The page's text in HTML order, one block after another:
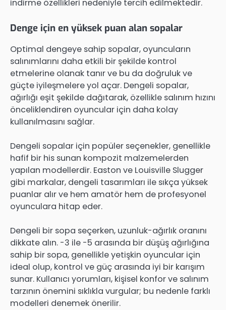
indirme özellikleri nedeniyle tercih edilmektedir.
Denge için en yüksek puan alan sopalar
Optimal dengeye sahip sopalar, oyuncuların
salınımlarını daha etkili bir şekilde kontrol
etmelerine olanak tanır ve bu da doğruluk ve
güçte iyileşmelere yol açar. Dengeli sopalar,
ağırlığı eşit şekilde dağıtarak, özellikle salınım hızını
önceliklendiren oyuncular için daha kolay
kullanılmasını sağlar.
Dengeli sopalar için popüler seçenekler, genellikle
hafif bir his sunan kompozit malzemelerden
yapılan modellerdir. Easton ve Louisville Slugger
gibi markalar, dengeli tasarımları ile sıkça yüksek
puanlar alır ve hem amatör hem de profesyonel
oyunculara hitap eder.
Dengeli bir sopa seçerken, uzunluk-ağırlık oranını
dikkate alın. -3 ile -5 arasında bir düşüş ağırlığına
sahip bir sopa, genellikle yetişkin oyuncular için
ideal olup, kontrol ve güç arasında iyi bir karışım
sunar. Kullanıcı yorumları, kişisel konfor ve salınım
tarzının önemini sıklıkla vurgular; bu nedenle farklı
modelleri denemek önerilir.